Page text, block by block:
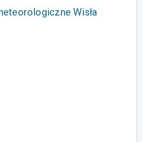
Wisła